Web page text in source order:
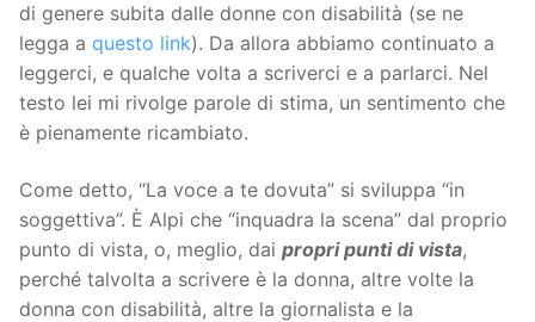
di genere subita dalle donne con disabilità (se ne
legga a questo link). Da allora abbiamo continuato a
leggerci, e qualche volta a scriverci e a parlarci. Nel
testo lei mi rivolge parole di stima, un sentimento che
è pienamente ricambiato.
Come detto, “La voce a te dovuta” si sviluppa “in
soggettiva”. È Alpi che “inquadra la scena” dal proprio
punto di vista, o, meglio, dai propri punti di vista,
perché talvolta a scrivere è la donna, altre volte la
donna con disabilità, altre la giornalista e la